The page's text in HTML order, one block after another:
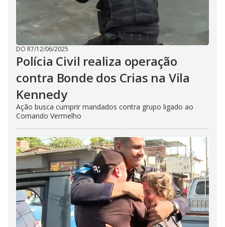
DO R7/12/06/2025
Polícia Civil realiza operação
contra Bonde dos Crias na Vila
Kennedy
Ação busca cumprir mandados contra grupo ligado ao
Comando Vermelho